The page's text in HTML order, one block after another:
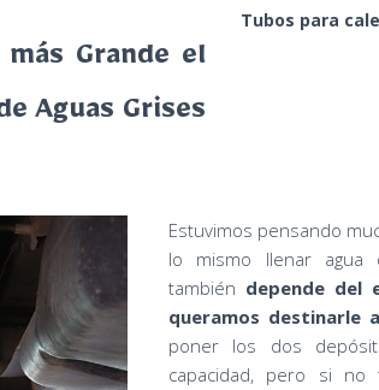
Tubos para
Grande el
Aguas Grises
Estuvimos pensando
lo mismo llenar agua
también depende del
queramos destinarle
poner los dos
capacidad, pero si no